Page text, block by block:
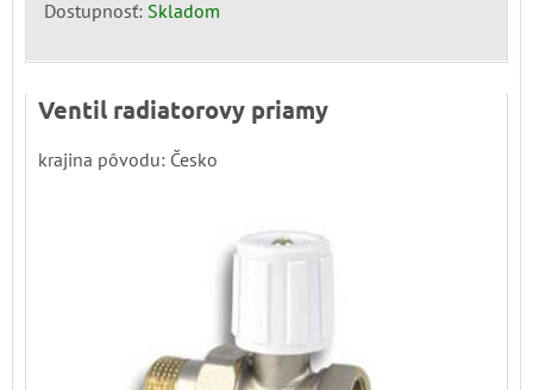
Dostupnosť: Skladom
Ventil radiatorovy priamy
krajina pôvodu: Česko